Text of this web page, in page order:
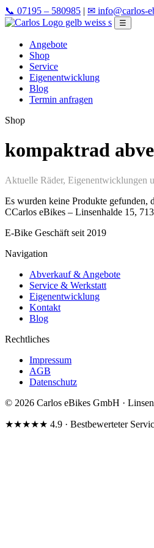
📞 07195 – 580985 | ✉ info@carlos-
☰
Angebote
Shop
Service
Eigenentwicklung
Blog
Termin anfragen
Shop
kompaktrad
Aktuelle Räder, Eigenentwicklungen
Es wurden keine Produkte gefunden,
CCarlos eBikes – Linsenhalde 15,
E-Bike Geschäft seit 2019
Navigation
Abverkauf & Angebote
Service & Werkstatt
Eigenentwicklung
Kontakt
Blog
Rechtliches
Impressum
AGB
Datenschutz
© 2026 Carlos eBikes GmbH ·
★★★★★ 4.9 · Bestbewerteter